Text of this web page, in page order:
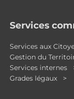
Services
Services aux
Gestion du
Services internes
Grades légaux >